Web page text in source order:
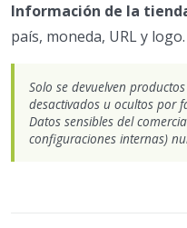
Información de la
país, moneda, URL y logo.
Solo se devuelven productos
desactivados u ocultos por
Datos sensibles del
configuraciones internas)